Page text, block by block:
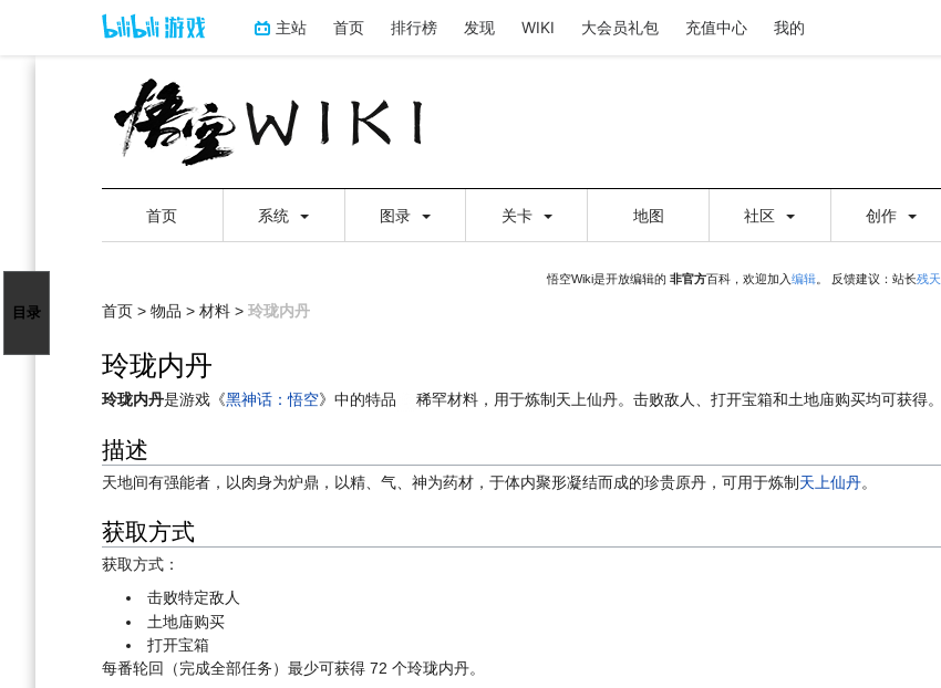
主站 首页 排行榜 发现 WIKI 大会员礼包 充值中心 我的
首页 系统 图录 关卡 地图 社区 创作
悟空Wiki是开放编辑的 非官方百科，欢迎加入编辑 。 反馈建议：站长残天
首页 > 物品 > 材料 > 玲珑内丹
玲珑内丹
跳
导
航
跳
搜
索
玲珑内丹是游戏《黑神话：悟空》中的特品 稀罕材料，用于炼制天上仙丹。击败敌人、打开宝箱和土地庙购买均可获得。
描述
天地间有强能者，以肉身为炉鼎，以精、气、神为药材，于体内聚形凝结而成的珍贵原丹，可用于炼制 天上仙丹。
获取方式
获取方式：
击败特定敌人
土地庙购买
打开宝箱
每番轮回（完成全部任务）最少可获得 72 个玲珑内丹。
目录